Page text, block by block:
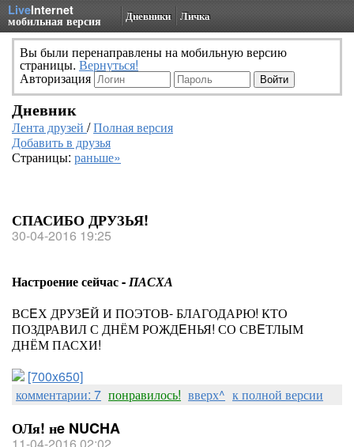
LiveInternet
мобильная версия Дневники Личка
Вы были перенаправлены на мобильную версию
страницы. Вернуться!
Авторизация
Дневник
Лента друзей /Полная версия
Добавить в друзья
Страницы: раньше»
СПАСИБО ДРУЗЬЯ!
30-04-2016 19:25
Настроение сейчас -ПАСХА
ВСEХ ДРУЗEЙ И ПОЭТОВ- БЛАГОДАРЮ! КТО
ПОЗДРАВИЛ С ДНЁМ РОЖДEНЬЯ! СО СВEТЛЫМ
ДНЁМ ПАСХИ!
[700x650]
комментарии: 7 понравилось! вверх^ к полной версии
ОЛя! нe NUCHA